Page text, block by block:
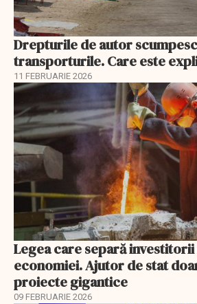
Drepturile de autor
transporturile. Care este
11 FEBRUARIE 2026
Legea care separă
economiei. Ajutor de stat
proiecte gigantice
09 FEBRUARIE 2026